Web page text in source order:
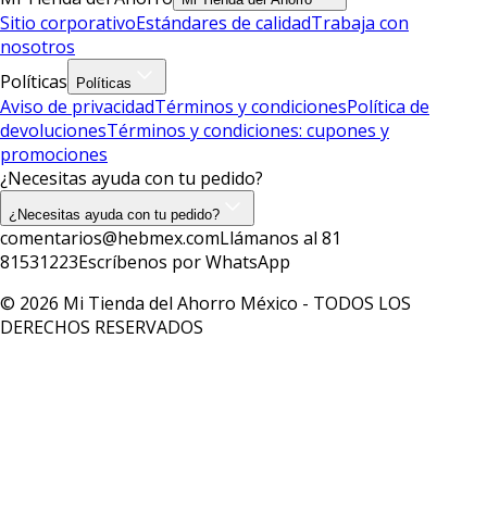
Sitio corporativoEstándares de calidadTrabaja con
nosotros
Políticas
Políticas
Aviso de privacidadTérminos y condicionesPolítica de
devolucionesTérminos y condiciones: cupones y
promociones
¿Necesitas ayuda con tu pedido?
¿Necesitas ayuda con tu pedido?
comentarios@hebmex.comLlámanos al 81
81531223Escríbenos por WhatsApp
© 2026 Mi Tienda del Ahorro México - TODOS LOS
DERECHOS RESERVADOS